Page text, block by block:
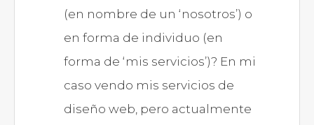
(en nombre de un ‘nosotros’) o
en forma de individuo (en
forma de ‘mis servicios’)? En mi
caso vendo mis servicios de
diseño web, pero actualmente